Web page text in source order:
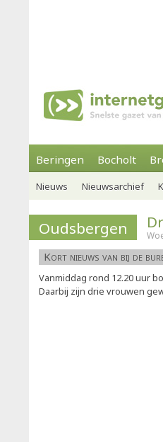
Beringen Bocholt
Nieuws Nieuwsarchief
Oudsbergen
Kort nieuws van bij de
Vanmiddag rond 12.20 uur
Daarbij zijn drie vrouwen